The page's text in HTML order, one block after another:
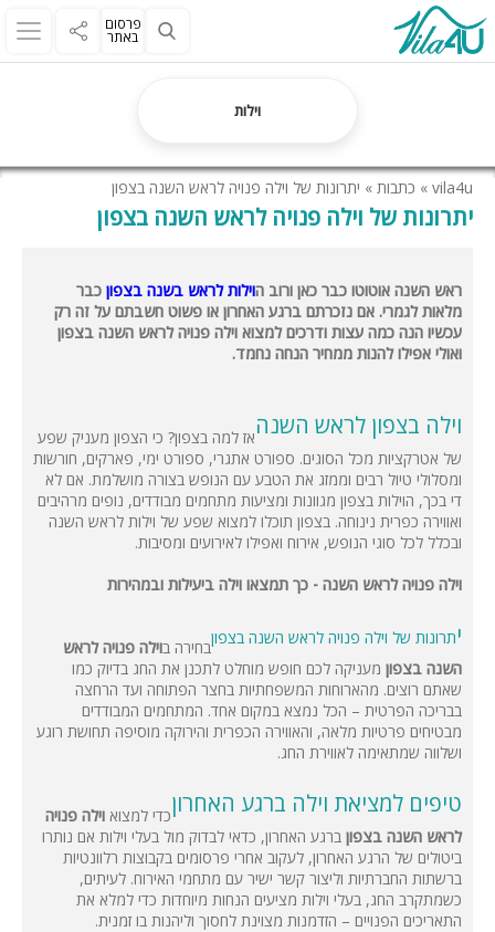
פרסום
באתר
וילות
vila4u
» כתבות » יתרונות של וילה פנויה לראש השנה בצפון
יתרונות של וילה פנויה לראש השנה בצפון
ראש השנה אוטוטו כבר כאן ורוב הוילות לראש בשנה בצפון כבר
מלאות לגמרי. אם נזכרתם ברגע האחרון או פשוט חשבתם על זה רק
עכשיו הנה כמה עצות ודרכים למצוא וילה פנויה לראש השנה בצפון
ואולי אפילו להנות ממחיר הנחה נחמד.
וילה בצפון לראש השנהאז למה בצפון? כי הצפון מעניק שפע
של אטרקציות מכל הסוגים. ספורט אתגרי, ספורט ימי, פארקים, חורשות
ומסלולי טיול רבים וממזג את הטבע עם הנופש בצורה מושלמת. אם לא
די בכך, הוילות בצפון מגוונות ומציעות מתחמים מבודדים, נופים מרהיבים
ואווירה כפרית נינוחה. בצפון תוכלו למצוא שפע של וילות לראש השנה
ובכלל לכל סוגי הנופש, אירוח ואפילו לאירועים ומסיבות.
וילה פנויה לראש השנה - כך תמצאו וילה ביעילות ובמהירות
יתרונות של וילה פנויה לראש השנה בצפוןבחירה בוילה פנויה לראש
השנה בצפון מעניקה לכם חופש מוחלט לתכנן את החג בדיוק כמו
שאתם רוצים. מהארוחות המשפחתיות בחצר הפתוחה ועד הרחצה
בבריכה הפרטית – הכל נמצא במקום אחד. המתחמים המבודדים
מבטיחים פרטיות מלאה, והאווירה הכפרית והירוקה מוסיפה תחושת רוגע
ושלווה שמתאימה לאווירת החג.
טיפים למציאת וילה ברגע האחרוןכדי למצוא וילה פנויה
לראש השנה בצפון ברגע האחרון, כדאי לבדוק מול בעלי וילות אם נותרו
ביטולים של הרגע האחרון, לעקוב אחרי פרסומים בקבוצות רלוונטיות
ברשתות החברתיות וליצור קשר ישיר עם מתחמי האירוח. לעיתים,
כשמתקרב החג, בעלי וילות מציעים הנחות מיוחדות כדי למלא את
התאריכים הפנויים – הזדמנות מצוינת לחסוך וליהנות בו זמנית.